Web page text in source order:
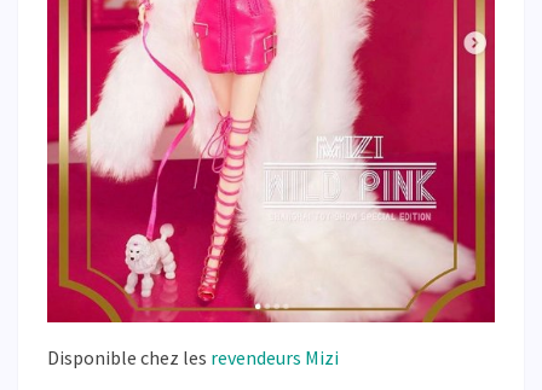
Disponible chez les revendeurs Mizi